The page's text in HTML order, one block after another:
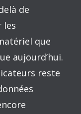
de
les
que
aujourd’hui.
reste